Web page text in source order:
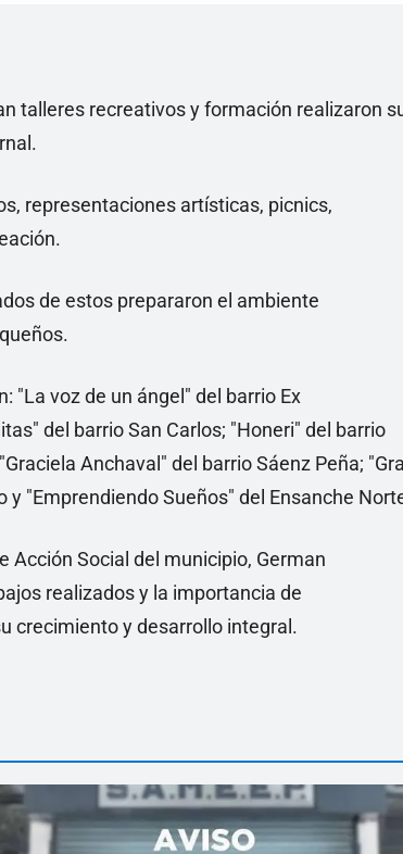
talleres recreativos y formación realizaron
representaciones artísticas, picnics,
de estos prepararon el ambiente
"La voz de un ángel" del barrio Ex
del barrio San Carlos; "Honeri" del barrio
Anchaval" del barrio Sáenz Peña;
y "Emprendiendo Sueños" del Ensanche
Acción Social del municipio, German
realizados y la importancia de
crecimiento y desarrollo integral.